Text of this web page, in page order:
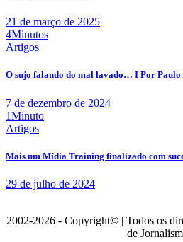
21 de março de 2025
4Minutos
Artigos
O sujo falando do mal lavado… I Por Paulo
7 de dezembro de 2024
1Minuto
Artigos
Mais um Mídia Training finalizado com
29 de julho de 2024
2002-2026 - Copyright© | Todos os
de